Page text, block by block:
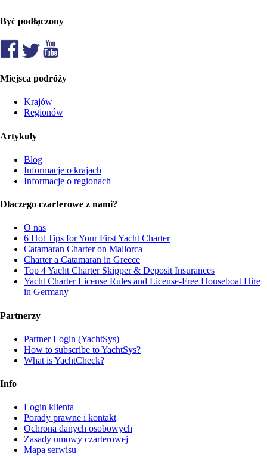
Być podłączony
Miejsca podróży
Krajów
Regionów
Artykuły
Blog
Informacje o krajach
Informacje o regionach
Dlaczego czarterowe z nami?
O nas
6 Hot Tips for Your First Yacht Charter
Catamaran Charter on Mallorca
Charter a Catamaran in Greece
Top 4 Yacht Charter Skipper & Deposit Insurances
Yacht Charter License Rules and License-Free Houseboat Hire
in Germany
Partnerzy
Partner Login (YachtSys)
How to subscribe to YachtSys?
What is YachtCheck?
Info
Login klienta
Porady prawne i kontakt
Ochrona danych osobowych
Zasady umowy czarterowej
Mapa serwisu